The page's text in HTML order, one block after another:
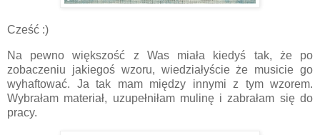
Cześć :)
Na pewno większość z Was miała kiedyś tak, że po
zobaczeniu jakiegoś wzoru, wiedziałyście że musicie go
wyhaftować. Ja tak mam między innymi z tym wzorem.
Wybrałam materiał, uzupełniłam mulinę i zabrałam się do
pracy.